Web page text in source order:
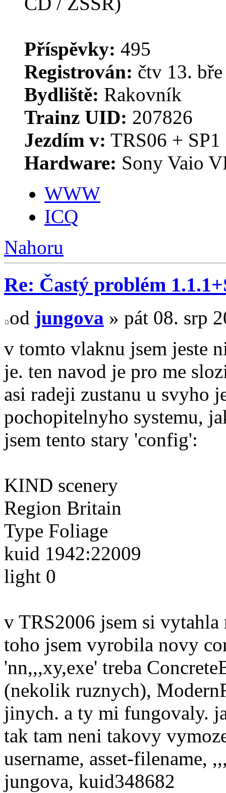
Příspěvky: 495
Registrován: čtv 13.
Bydliště: Rakovník
Trainz UID: 207826
Jezdím v: TRS06 + SP1
Hardware: Sony Vaio
WWW
ICQ
Nahoru
Re: Častý problém
od jungova » pát 08. srp
v tomto vlaknu jsem jeste
je. ten navod je pro me
asi radeji zustanu u svyho
pochopitelnyho systemu,
jsem tento stary 'config':
KIND scenery
Region Britain
Type Foliage
kuid 1942:22009
light 0
v TRS2006 jsem si
toho jsem vyrobila novy
'nn,,,xy,exe' treba
(nekolik ruznych),
jinych. a ty mi fungovaly.
tak tam neni takovy
username, asset-filename,
jungova, kuid348682